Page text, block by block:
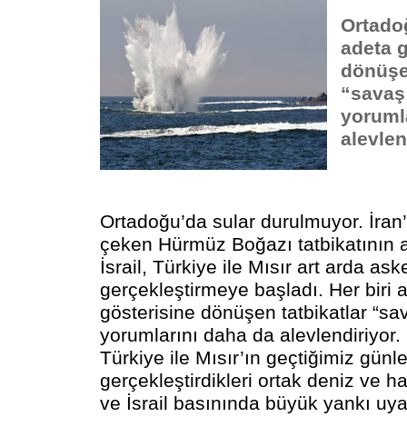
adeta
“savaş
Ortadoğu’da sular durulmuyor.
çeken Hürmüz Boğazı tatbikatının
İsrail, Türkiye ile Mısır art arda
gerçekleştirmeye başladı. Her biri
gösterisine dönüşen tatbikatlar
yorumlarını daha da alevlendiriyor.
Türkiye ile Mısır’ın geçtiğimiz
gerçekleştirdikleri ortak deniz ve
ve İsrail basınında büyük yankı